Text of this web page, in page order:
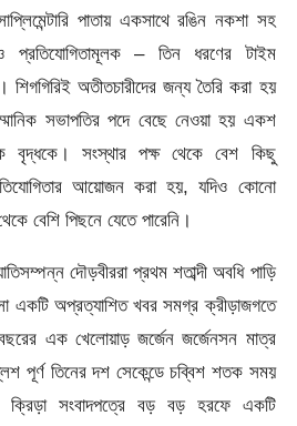
পাতায় একসাথে রঙিন নকশা সহ
– তিন ধরণের টাইম
শিগগিরিই অতীতচারীদের জন্য তৈরি করা হয়
সভাপতির পদে বেছে নেওয়া হয় একশ
সংস্থার পক্ষ থেকে বেশ কিছু
আয়োজন করা হয়, যদিও কোনো
বেশি পিছনে যেতে পারেনি।
দৌড়বীররা প্রথম শতাব্দী অবধি পাড়ি
একটি অপ্রত্যাশিত খবর সমগ্র ক্রীড়াজগতে
এক খেলোয়াড় জর্জেন জর্জেনসন মাত্র
পূর্ণ তিনের দশ সেকেন্ডে চব্বিশ শতক সময়
সংবাদপত্রে বড় বড় হরফে একটি